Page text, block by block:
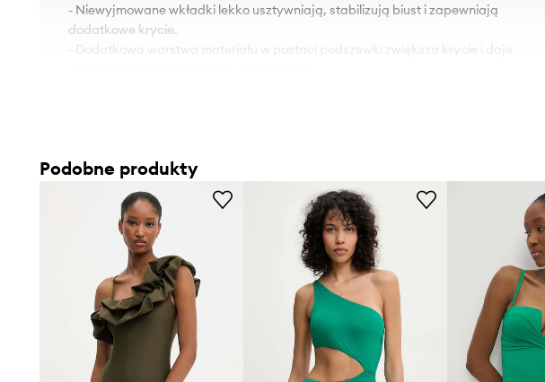
- Niewyjmowane wkładki lekko usztywniają, stabilizują biust i zapewniają
dodatkowe krycie.
- Dodatkowa warstwa materiału w postaci podszewki zwiększa krycie i daje
Podobne produkty